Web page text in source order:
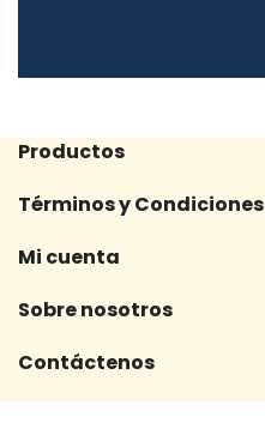
Productos
Términos y Condiciones
Mi cuenta
Sobre nosotros
Contáctenos